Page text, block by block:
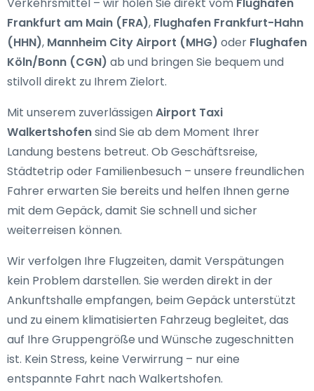
Frankfurt am Main (FRA), Flughafen Frankfurt-Hahn
(HHN), Mannheim City Airport (MHG) oder Flughafen
Köln/Bonn (CGN) ab und bringen Sie bequem und
stilvoll direkt zu Ihrem Zielort.
Mit unserem zuverlässigenAirport Taxi
Walkertshofensind Sie ab dem Moment Ihrer
Landung bestens betreut. Ob Geschäftsreise,
Städtetrip oder Familienbesuch – unsere freundlichen
Fahrer erwarten Sie bereits und helfen Ihnen gerne
mit dem Gepäck, damit Sie schnell und sicher
weiterreisen können.
Wir verfolgen Ihre Flugzeiten, damit Verspätungen
kein Problem darstellen. Sie werden direkt in der
Ankunftshalle empfangen, beim Gepäck unterstützt
und zu einem klimatisierten Fahrzeug begleitet, das
auf Ihre Gruppengröße und Wünsche zugeschnitten
ist. Kein Stress, keine Verwirrung – nur eine
entspannte Fahrt nach Walkertshofen.